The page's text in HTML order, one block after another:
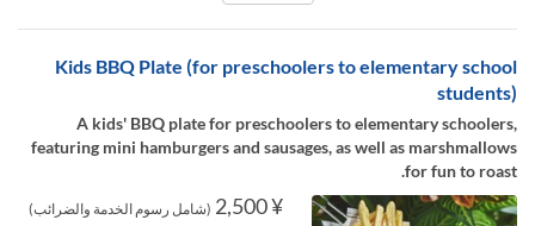
Kids BBQ Plate (for preschoolers to elementary school
students)
A kids' BBQ plate for preschoolers to elementary schoolers,
featuring mini hamburgers and sausages, as well as marshmallows
for fun to roast.
¥ 2,500 (شامل رسوم الخدمة والضرائب)